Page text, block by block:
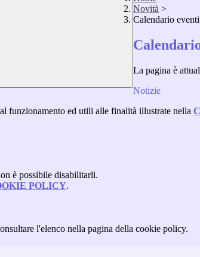
Novità >
Calendario eventi
La pagina è
Notizie
funzionamento ed utili alle finalità illustrate nella
è possibile disabilitarli.
POLICY.
l'elenco nella pagina della cookie policy.